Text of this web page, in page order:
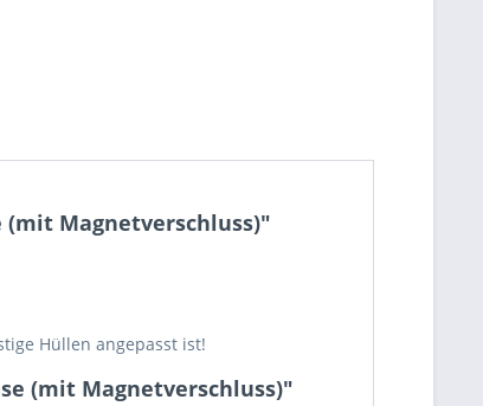
(mit Magnetverschluss)"
Hüllen angepasst ist!
(mit Magnetverschluss)"